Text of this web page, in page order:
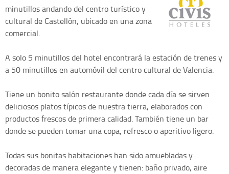
minutillos andando del centro turístico y
cultural de Castellón, ubicado en una zona
comercial.
A solo 5 minutillos del hotel encontrará la estación de trenes y
a 50 minutillos en automóvil del centro cultural de Valencia.
Tiene un bonito salón restaurante donde cada día se sirven
deliciosos platos típicos de nuestra tierra, elaborados con
productos frescos de primera calidad. También tiene un bar
donde se pueden tomar una copa, refresco o aperitivo ligero.
Todas sus bonitas habitaciones han sido amuebladas y
decoradas de manera elegante y tienen: baño privado, aire